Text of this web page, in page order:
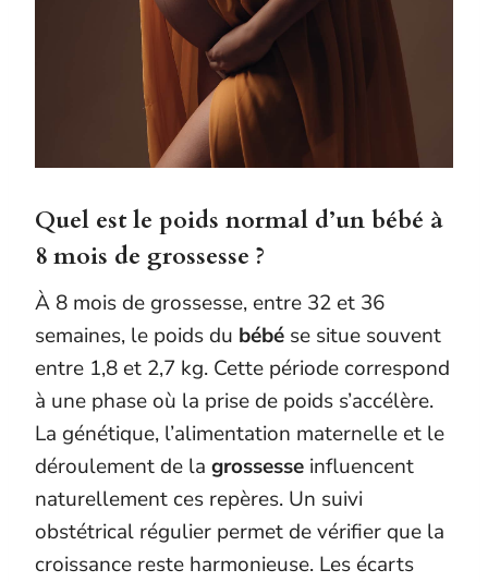
Quel est le poids normal d’un bébé à
8 mois de grossesse ?
À 8 mois de grossesse, entre 32 et 36
semaines, le poids du bébé se situe souvent
entre 1,8 et 2,7 kg. Cette période correspond
à une phase où la prise de poids s’accélère.
La génétique, l’alimentation maternelle et le
déroulement de la grossesse influencent
naturellement ces repères. Un suivi
obstétrical régulier permet de vérifier que la
croissance reste harmonieuse. Les écarts